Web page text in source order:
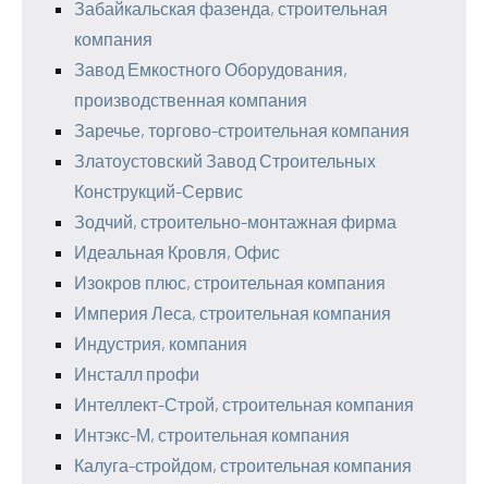
Забайкальская фазенда, строительная
компания
Завод Емкостного Оборудования,
производственная компания
Заречье, торгово-строительная компания
Златоустовский Завод Строительных
Конструкций-Сервис
Зодчий, строительно-монтажная фирма
Идеальная Кровля, Офис
Изокров плюс, строительная компания
Империя Леса, строительная компания
Индустрия, компания
Инсталл профи
Интеллект-Строй, строительная компания
Интэкс-М, строительная компания
Калуга-стройдом, строительная компания